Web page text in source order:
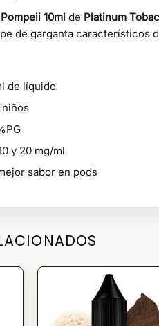
Pompeii 10ml de Platinum
de garganta característicos
de líquido
niños
y 20 mg/ml
sabor en pods